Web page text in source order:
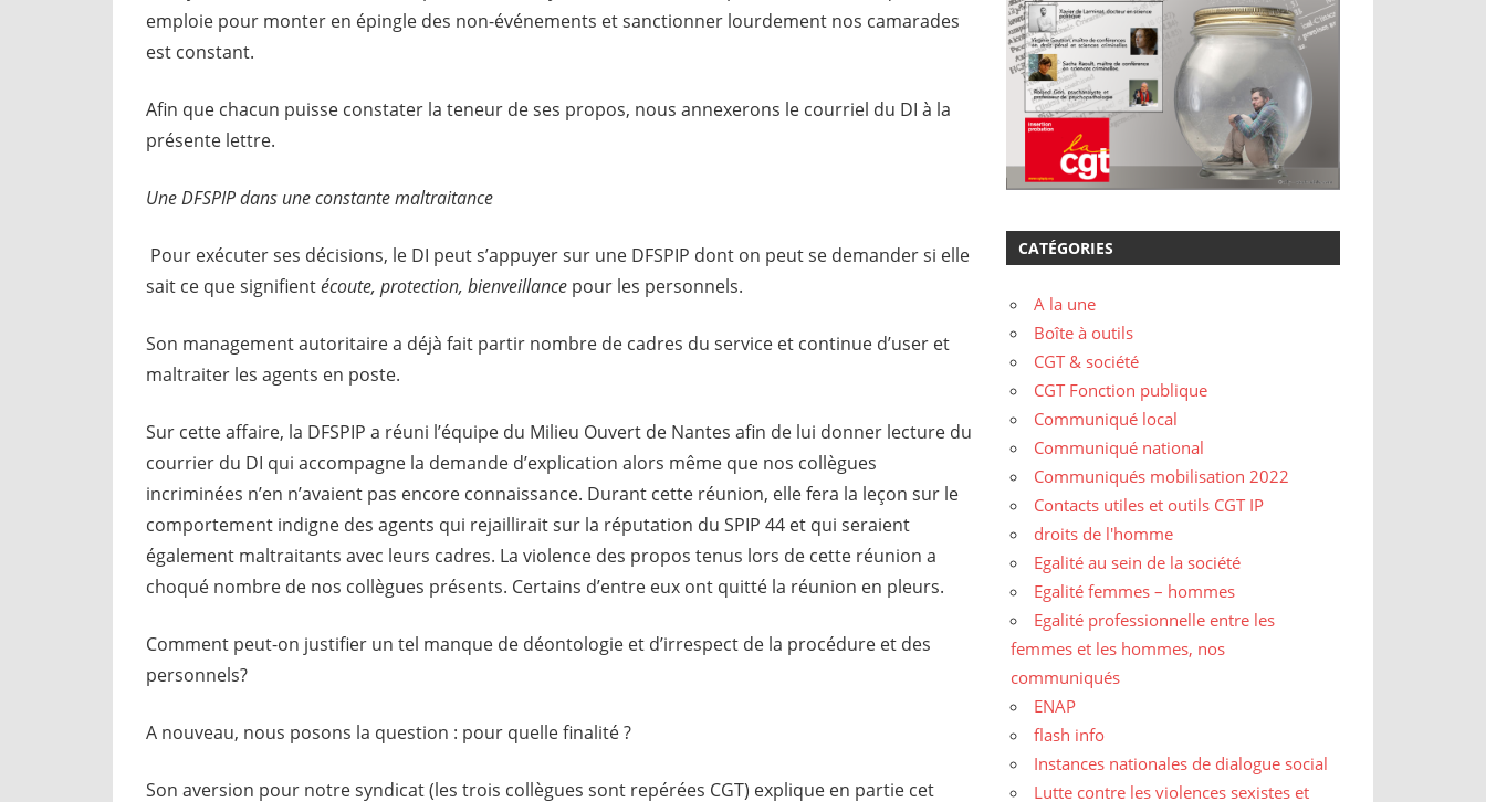
emploie pour monter en épingle des non-événements et sanctionner lourdement nos camarades
est constant.
Afin que chacun puisse constater la teneur de ses propos, nous annexerons le courriel du DI à la
présente lettre.
Une DFSPIP dans une constante maltraitance
Pour exécuter ses décisions, le DI peut s’appuyer sur une DFSPIP dont on peut se demander si elle
sait ce que signifientécoute, protection, bienveillance pour les personnels.
Son management autoritaire a déjà fait partir nombre de cadres du service et continue d’user et
maltraiter les agents en poste.
Sur cette affaire, la DFSPIP a réuni l’équipe du Milieu Ouvert de Nantes afin de lui donner lecture du
courrier du DI qui accompagne la demande d’explication alors même que nos collègues
incriminées n’en n’avaient pas encore connaissance. Durant cette réunion, elle fera la leçon sur le
comportement indigne des agents qui rejaillirait sur la réputation du SPIP 44 et qui seraient
également maltraitants avec leurs cadres. La violence des propos tenus lors de cette réunion a
choqué nombre de nos collègues présents. Certains d’entre eux ont quitté la réunion en pleurs.
Comment peut-on justifier un tel manque de déontologie et d’irrespect de la procédure et des
personnels?
A nouveau, nous posons la question : pour quelle finalité ?
Son aversion pour notre syndicat (les trois collègues sont repérées CGT) explique en partie cet
CATÉGORIES
A la une
Boîte à outils
CGT & société
CGT Fonction publique
Communiqué local
Communiqué national
Communiqués mobilisation 2022
Contacts utiles et outils CGT IP
droits de l'homme
Egalité au sein de la société
Egalité femmes – hommes
Egalité professionnelle entre les
femmes et les hommes, nos
communiqués
ENAP
flash info
Instances nationales de dialogue social
Lutte contre les violences sexistes et